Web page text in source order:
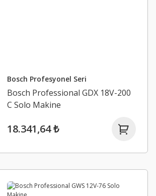
Bosch Profesyonel Seri
Bosch Professional GDX 18V-200
C Solo Makine
18.341,64 ₺